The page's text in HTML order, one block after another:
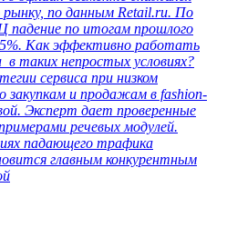
рынку, по данным Retail.ru. По
по итогам прошлого
Как эффективно работать
таких непростых условиях?
сервиса при низком
закупкам и продажам в fashion-
Эксперт дает проверенные
речевых модулей.
падающего трафика
главным конкурентным